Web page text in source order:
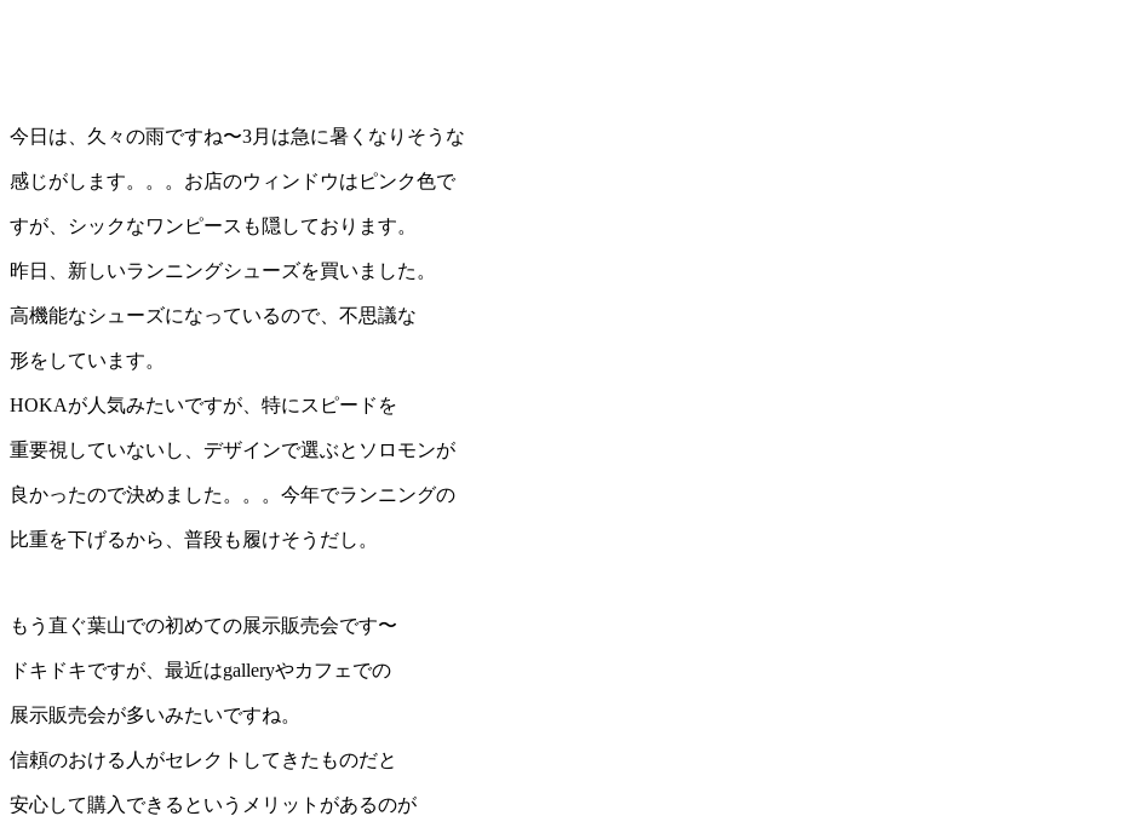
今日は、久々の雨ですね〜3月は急に暑くなりそうな
感じがします。。。お店のウィンドウはピンク色で
すが、シックなワンピースも隠しております。
昨日、新しいランニングシューズを買いました。
高機能なシューズになっているので、不思議な
形をしています。
HOKAが人気みたいですが、特にスピードを
重要視していないし、デザインで選ぶとソロモンが
良かったので決めました。。。今年でランニングの
比重を下げるから、普段も履けそうだし。
もう直ぐ葉山での初めての展示販売会です〜
ドキドキですが、最近はgalleryやカフェでの
展示販売会が多いみたいですね。
信頼のおける人がセレクトしてきたものだと
安心して購入できるというメリットがあるのが